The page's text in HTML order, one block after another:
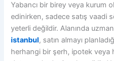
Yabancı bir birey veya kurum
edinirken, sadece satış vaadi
yeterli değildir. Alanında
istanbul, satın almayı
herhangi bir şerh, ipotek veya